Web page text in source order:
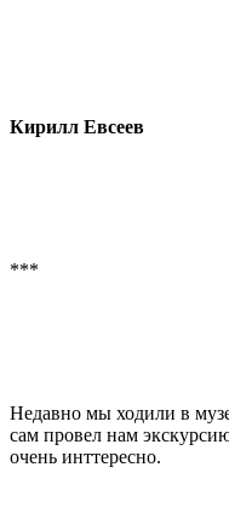
Кирилл Евсеев
***
Недавно мы ходили в
сам провел нам
очень инттересно.